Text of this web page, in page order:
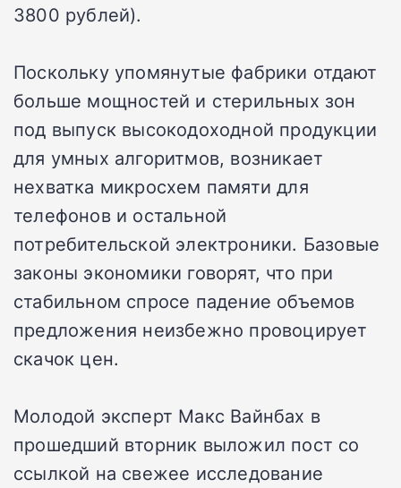
3800 рублей).
Поскольку упомянутые фабрики отдают
больше мощностей и стерильных зон
под выпуск высокодоходной продукции
для умных алгоритмов, возникает
нехватка микросхем памяти для
телефонов и остальной
потребительской электроники. Базовые
законы экономики говорят, что при
стабильном спросе падение объемов
предложения неизбежно провоцирует
скачок цен.
Молодой эксперт Макс Вайнбах в
прошедший вторник выложил пост со
ссылкой на свежее исследование